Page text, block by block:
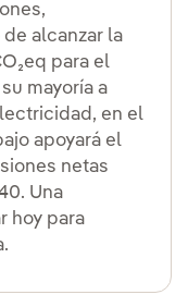
alcanzar la
para el
mayoría a
en el
apoyará el
netas
Una
hoy para